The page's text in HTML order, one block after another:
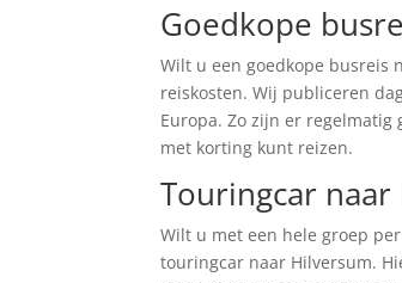
Goedkope
Wilt u een goedkope busreis
reiskosten. Wij publiceren
Europa. Zo zijn er
met korting kunt reizen.
Touringcar
Wilt u met een hele groep
touringcar naar Hilversum.